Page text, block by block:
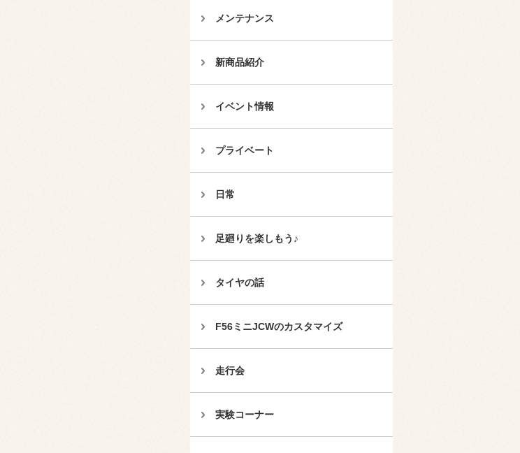
メンテナンス
新商品紹介
イベント情報
プライベート
日常
足廻りを楽しもう♪
タイヤの話
F56ミニJCWのカスタマイズ
走行会
実験コーナー